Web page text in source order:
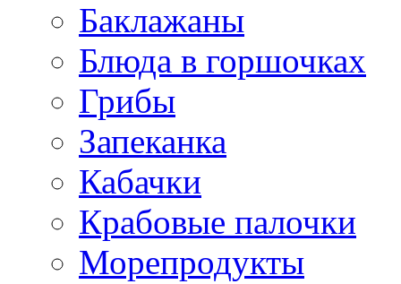
Баклажаны
Блюда в горшочках
Грибы
Запеканка
Кабачки
Крабовые палочки
Морепродукты